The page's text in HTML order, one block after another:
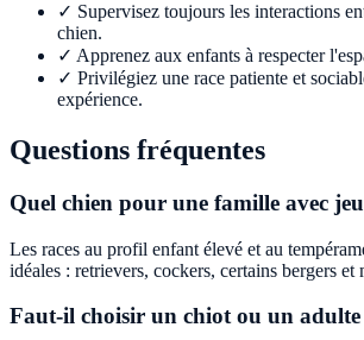
✓ Supervisez toujours les interactions
chien.
✓ Apprenez aux enfants à respecter
✓ Privilégiez une race patiente et
expérience.
Questions fréquentes
Quel chien pour une famille avec
Les races au profil enfant élevé et au
idéales : retrievers, cockers, certains bergers et
Faut-il choisir un chiot ou un adulte